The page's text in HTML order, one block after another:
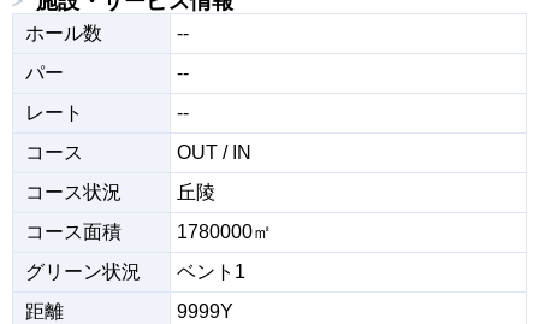
ホール数
--
パー
--
レート
--
コース
OUT / IN
コース状況
丘陵
コース面積
1780000㎡
グリーン状況
ベント1
距離
9999Y